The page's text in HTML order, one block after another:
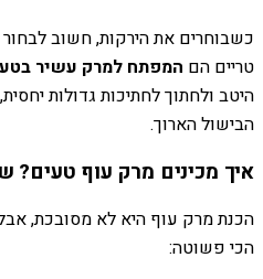
כשבוחרים את הירקות, חשוב לבחור
טריים הם המפתח למרק עשיר
היטב ולחתוך לחתיכות גדולות
הבישול הארוך.
איך מכינים מרק עוף
הכנת מרק עוף היא לא מסובכת,
הכי פשוטה: